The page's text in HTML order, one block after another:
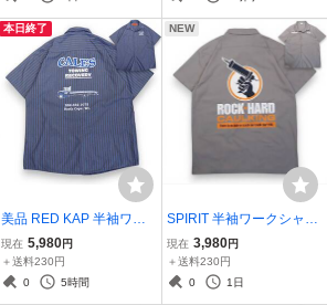
着7731
本日終了
美品 RED KAP 半袖ワー
クシャツ L●刺繍 プリント
CALE'S TOWING RECOV
ERY トラック ストライプ
現在 5,980円
＋送料230円
0
5時間
NEW
SPIRIT 半袖ワークシャツ
M●ROCK HARD CAULKI
NG ワッペン プリント●洗
濯プレス済●ネコポス可●
現在 3,980円
＋送料230円
0
1日